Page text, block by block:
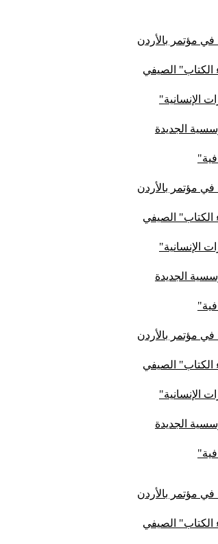
مؤتمر بالأردن
الكتاب" الصيفي
الجديدة
مؤتمر بالأردن
الكتاب" الصيفي
الجديدة
مؤتمر بالأردن
الكتاب" الصيفي
الجديدة
مؤتمر بالأردن
الكتاب" الصيفي